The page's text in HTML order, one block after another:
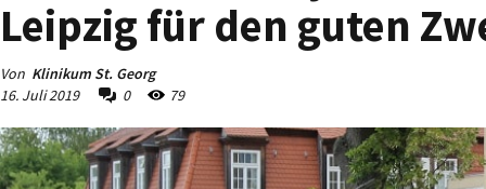
Leipzig für den guten
Von Klinikum St. Georg
16. Juli 2019
0 79